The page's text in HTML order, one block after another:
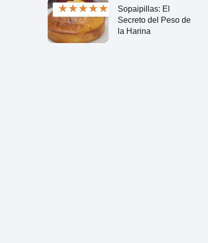
★★★★★
Sopaipillas: El
Secreto del Peso de
la Harina